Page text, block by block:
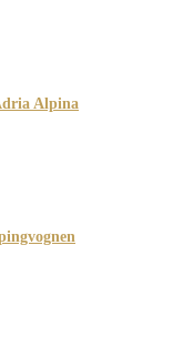
Alpina